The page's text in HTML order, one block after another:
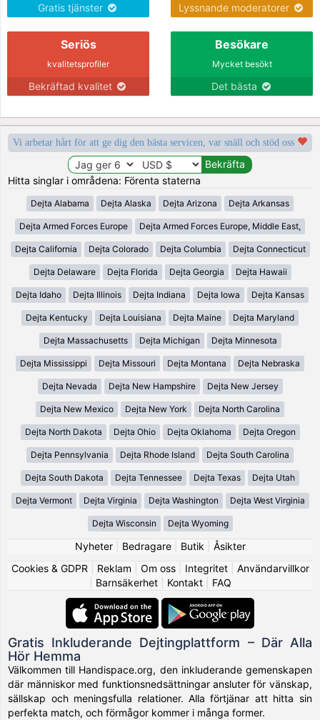
Gratis tjänster Lyssnande moderatorer
Seriös
kvalitetsprofiler
Bekräftad kvalitet
Besökare
Mycket besökt
Det bästa
Vi arbetar hårt för att ge dig den bästa servicen, var snäll och stöd oss
Hitta singlar i områdena: Förenta staterna
Dejta Alabama Dejta Alaska Dejta Arizona Dejta Arkansas
Dejta Armed Forces Europe Dejta Armed Forces Europe, Middle East,
Dejta California Dejta Colorado Dejta Columbia Dejta Connecticut
Dejta Delaware Dejta Florida Dejta Georgia Dejta Hawaii
Dejta Idaho Dejta Illinois Dejta Indiana Dejta Iowa Dejta Kansas
Dejta Kentucky Dejta Louisiana Dejta Maine Dejta Maryland
Dejta Massachusetts Dejta Michigan Dejta Minnesota
Dejta Mississippi Dejta Missouri Dejta Montana Dejta Nebraska
Dejta Nevada Dejta New Hampshire Dejta New Jersey
Dejta New Mexico Dejta New York Dejta North Carolina
Dejta North Dakota Dejta Ohio Dejta Oklahoma Dejta Oregon
Dejta Pennsylvania Dejta Rhode Island Dejta South Carolina
Dejta South Dakota Dejta Tennessee Dejta Texas Dejta Utah
Dejta Vermont Dejta Virginia Dejta Washington Dejta West Virginia
Dejta Wisconsin Dejta Wyoming
Nyheter| Bedragare| Butik
Åsikter
Cookies & GDPR
Reklam Om oss| Integritet| Användarvillkor
Barnsäkerhet| Kontakt| FAQ
Gratis Inkluderande Dejtingplattform – Där Alla
Hör Hemma
Välkommen till Handispace.org, den inkluderande gemenskapen
där människor med funktionsnedsättningar ansluter för vänskap,
sällskap och meningsfulla relationer. Alla förtjänar att hitta sin
perfekta match, och förmågor kommer i många former.